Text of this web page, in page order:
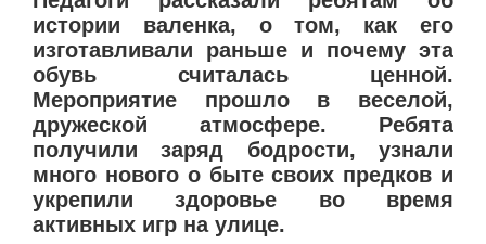
истории валенка, о том, как его
изготавливали раньше и почему эта
обувь считалась ценной.
Мероприятие прошло в веселой,
дружеской атмосфере. Ребята
получили заряд бодрости, узнали
много нового о быте своих предков и
укрепили здоровье во время
активных игр на улице.